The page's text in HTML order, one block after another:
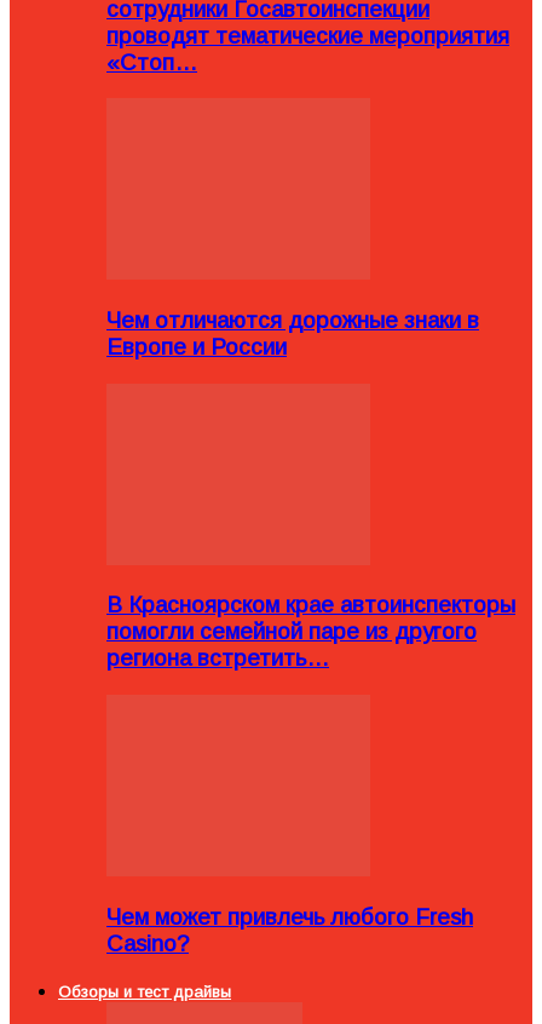
сотрудники Госавтоинспекции
проводят тематические мероприятия
«Стоп…
Чем отличаются дорожные знаки в
Европе и России
В Красноярском крае автоинспекторы
помогли семейной паре из другого
региона встретить…
Чем может привлечь любого Fresh
Casino?
Обзоры и тест драйвы